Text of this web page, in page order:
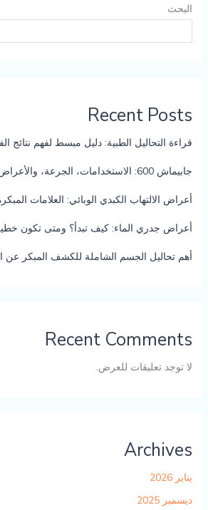
في
البحث
Recent Posts
قراءة التحاليل الطبية: دليل مبسط لفهم نتائج
جابيماش 600: الاستخدامات، الجرعة، والأعراض الجانبية
أعراض الالتهاب الكبدي الوبائي: العلامات
أعراض جدري الماء: كيف تبدأ؟ ومتى تكون
أهم تحاليل الجسم الشاملة للكشف المبكر عن
Recent Comments
لا توجد تعليقات للعرض.
Archives
يناير 2026
ديسمبر 2025